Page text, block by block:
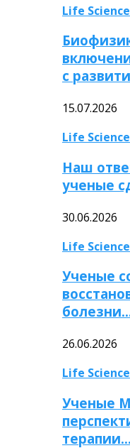
Life Science
с
15.07.2026
Life Science
Наш
ученые
30.06.2026
Life Science
Ученые
26.06.2026
Life Science
Ученые
терапии…